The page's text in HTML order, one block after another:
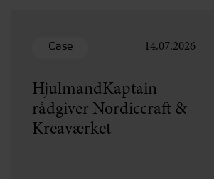
Case 14.07.2026
HjulmandKaptain
rådgiver Nordiccraft &
Kreaværket